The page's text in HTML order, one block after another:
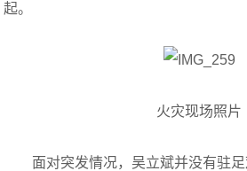
起。
火灾现场照片
面对突发情况，吴立斌并没有驻足